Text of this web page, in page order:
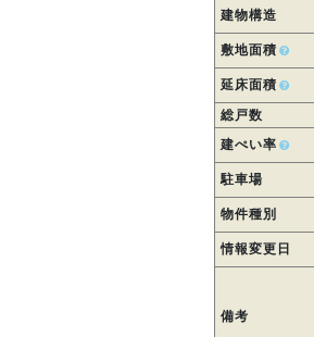
建物構造
敷地面積
延床面積
総戸数
建ぺい率
駐車場
物件種別
情報変更日
備考